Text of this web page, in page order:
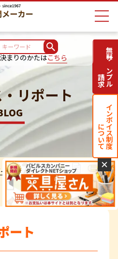
まりのかたはこちら
リポート
ト Que sera sera
ート
無料サンプル
請求
インボイス制度
について
✕